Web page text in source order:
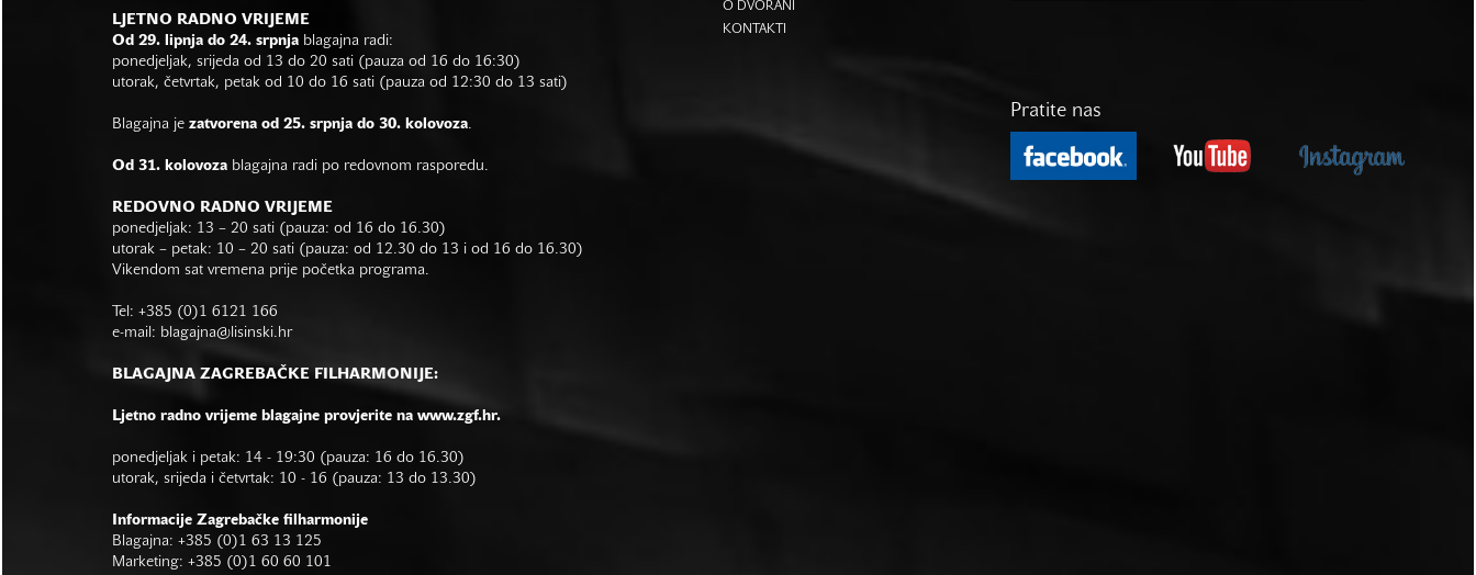
LJETNO RADNO VRIJEME
Od 29. lipnja do 24. srpnja blagajna radi:
ponedjeljak, srijeda od 13 do 20 sati (pauza od 16 do 16:30)
utorak, četvrtak, petak od 10 do 16 sati (pauza od 12:30 do 13 sati)
Blagajna je zatvorena od 25. srpnja do 30. kolovoza.
Od 31. kolovoza blagajna radi po redovnom rasporedu.
REDOVNO RADNO VRIJEME
ponedjeljak: 13 – 20 sati (pauza: od 16 do 16.30)
utorak – petak: 10 – 20 sati (pauza: od 12.30 do 13 i od 16 do 16.30)
Vikendom sat vremena prije početka programa.
Tel: +385 (0)1 6121 166
e-mail: blagajna@lisinski.hr
BLAGAJNA ZAGREBAČKE FILHARMONIJE:
Ljetno radno vrijeme blagajne provjerite na www.zgf.hr.
ponedjeljak i petak: 14 - 19:30 (pauza: 16 do 16.30)
utorak, srijeda i četvrtak: 10 - 16 (pauza: 13 do 13.30)
Informacije Zagrebačke filharmonije
Blagajna: +385 (0)1 63 13 125
Marketing: +385 (0)1 60 60 101
O DVORANI
KONTAKTI
Pratite nas